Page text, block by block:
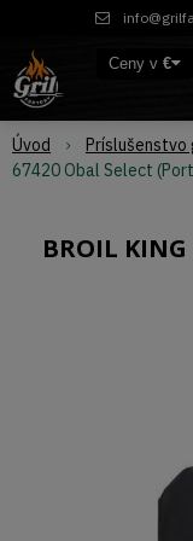
Ceny v €
Úvod Príslušenstvo
67420 Obal Select
BROIL